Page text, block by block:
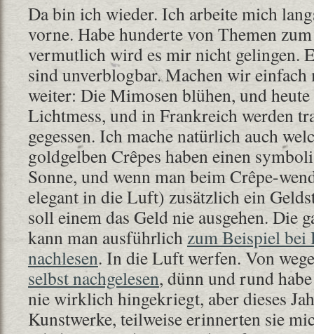
Da bin ich wieder. Ich arbeite mich
vorne. Habe hunderte von Themen
vermutlich wird es mir nicht gelingen.
sind unverblogbar. Machen wir
weiter: Die Mimosen blühen, und
Lichtmess, und in Frankreich werden
gegessen. Ich mache natürlich auch
goldgelben Crêpes haben einen
Sonne, und wenn man beim Crêpe-
elegant in die Luft) zusätzlich ein
soll einem das Geld nie ausgehen. Die
kann man ausführlichzum Beispiel
nachlesen. In die Luft werfen. Von
selbst nachgelesen, dünn und rund
nie wirklich hingekriegt, aber dieses
Kunstwerke, teilweise erinnerten sie